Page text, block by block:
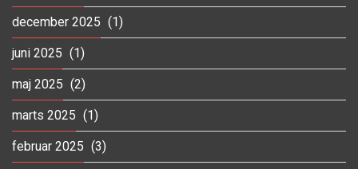
december 2025 (1)
juni 2025 (1)
maj 2025 (2)
marts 2025 (1)
februar 2025 (3)